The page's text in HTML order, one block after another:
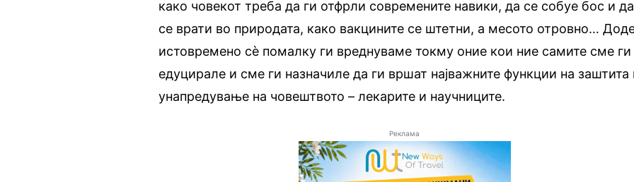
како човекот треба да ги отфрли современите навики, да се собуе бос и да
се врати во природата, како вакцините се штетни, а месото отровно…
истовремено сѐ помалку ги вреднуваме токму оние кои ние самите сме ги
едуцирале и сме ги назначиле да ги вршат најважните функции на заштита
унапредување на човештвото – лекарите и научниците.
Реклама